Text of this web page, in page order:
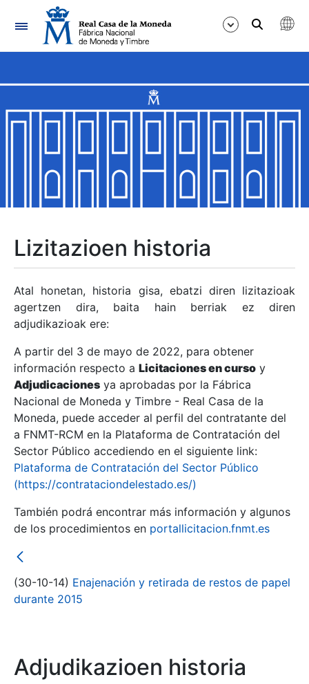
Nabigazioa
Erakutsi/Ezkutatu
Erakutsi/Ezkutatu
Erakutsi/Ezkutatu
Erakutsi/Ezkutatu
Erakutsi/Ezkutatu
Erakutsi/Ezkutatu
Erakutsi/Ezkutatu
Erakutsi/Ezkutatu
Lizitazioen historia
Atal honetan, historia gisa, ebatzi diren lizitazioak
agertzen dira, baita hain berriak ez diren
adjudikazioak ere:
A partir del 3 de mayo de 2022, para obtener
información respecto a Licitaciones en curso y
Adjudicaciones ya aprobadas por la Fábrica
Nacional de Moneda y Timbre - Real Casa de la
Moneda, puede acceder al perfil del contratante del
a FNMT-RCM en la Plataforma de Contratación del
Sector Público accediendo en el siguiente link:
Plataforma de Contratación del Sector Público
(https://contrataciondelestado.es/)
También podrá encontrar más información y algunos
de los procedimientos en portallicitacion.fnmt.es
(30-10-14) Enajenación y retirada de restos de papel
durante 2015
Adjudikazioen historia